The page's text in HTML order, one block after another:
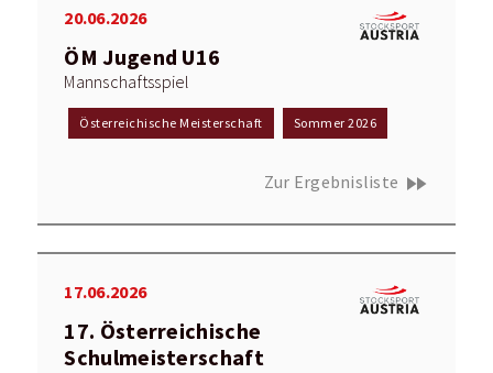
20.06.2026
ÖM Jugend U16
Mannschaftsspiel
Österreichische Meisterschaft Sommer 2026
Zur Ergebnisliste fast_forward
17.06.2026
17. Österreichische
Schulmeisterschaft